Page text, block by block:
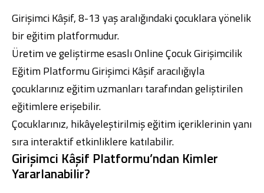
Dijital Bankacılık Hakkımızda Finans Portalı
Yatırımcı İlişkileri
Şube ve ATM’ler
Dijital Bankacılık Hakkımızda Finans Portalı
Yatırımcı İlişkileri
Şube ve ATM’ler
İletişim
Ürün ve Hizmet Ücretleri
Englishالعربية
Girişimci Kâşif, 8-13 yaş aralığındaki çocuklara yönelik
bir eğitim platformudur.
Üretim ve geliştirme esaslı Online Çocuk Girişimcilik
Eğitim Platformu Girişimci Kâşif aracılığıyla
çocuklarınız eğitim uzmanları tarafından geliştirilen
eğitimlere erişebilir.
Çocuklarınız, hikâyeleştirilmiş eğitim içeriklerinin yanı
sıra interaktif etkinliklere katılabilir.
Girişimci Kâşif Platformu’ndan Kimler
Yararlanabilir?